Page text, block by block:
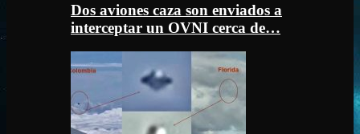
Dos aviones caza son enviados a
interceptar un OVNI cerca de…